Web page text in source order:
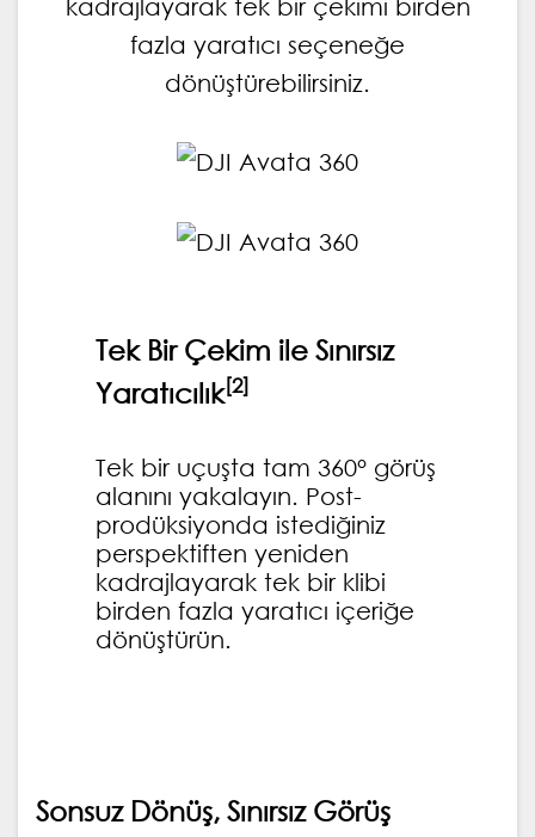
kadrajlayarak tek bir çekimi birden
fazla yaratıcı seçeneğe
dönüştürebilirsiniz.
Tek Bir Çekim ile Sınırsız
Yaratıcılık[2]
Tek bir uçuşta tam 360° görüş
alanını yakalayın. Post-
prodüksiyonda istediğiniz
perspektiften yeniden
kadrajlayarak tek bir klibi
birden fazla yaratıcı içeriğe
dönüştürün.
Sonsuz Dönüş, Sınırsız Görüş